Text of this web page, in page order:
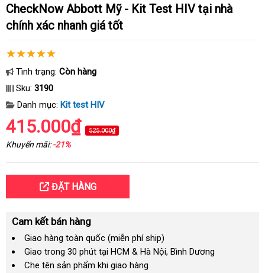
CheckNow Abbott Mỹ - Kit Test HIV tại nhà
chính xác nhanh giá tốt
Tình trạng: Còn hàng
Sku: 3190
Danh mục: Kit test HIV
415.000₫ 525.000₫
Khuyến mãi:-21%
ĐẶT HÀNG
Cam kết bán hàng
Giao hàng toàn quốc (miễn phí ship)
Giao trong 30 phút tại HCM & Hà Nội, Bình Dương
Che tên sản phẩm khi giao hàng